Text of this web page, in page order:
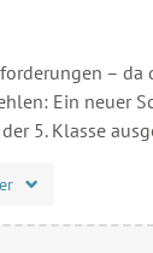
–
Ein neuer
5. Klasse